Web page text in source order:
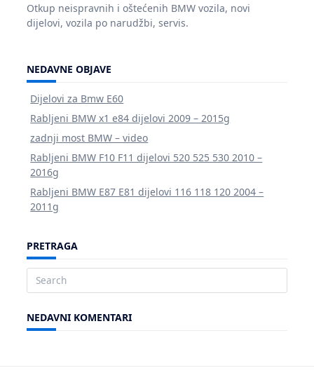
Otkup neispravnih i oštećenih BMW vozila, novi
dijelovi, vozila po narudžbi, servis.
NEDAVNE OBJAVE
Dijelovi za Bmw E60
Rabljeni BMW x1 e84 dijelovi 2009 – 2015g
zadnji most BMW – video
Rabljeni BMW F10 F11 dijelovi 520 525 530 2010 –
2016g
Rabljeni BMW E87 E81 dijelovi 116 118 120 2004 –
2011g
PRETRAGA
Search
NEDAVNI KOMENTARI